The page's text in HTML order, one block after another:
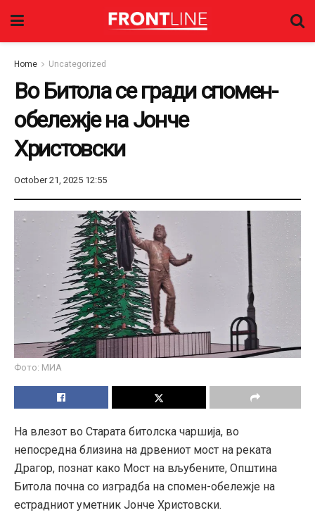
Home Uncategorized
Во Битола се гради спомен-
обележје на Јонче
Христовски
October 21, 2025 12:55
Фото: МИА
На влезот во Старата битолска чаршија, во
непосредна близина на дрвениот мост на реката
Драгор, познат како Мост на вљубените, Општина
Битола почна со изградба на спомен-обележје на
естрадниот уметник Јонче Христовски.